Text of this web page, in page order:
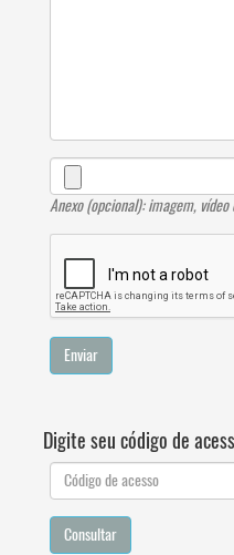
Anexo (opcional): imagem, vídeo
Enviar
Digite seu código de
Consultar